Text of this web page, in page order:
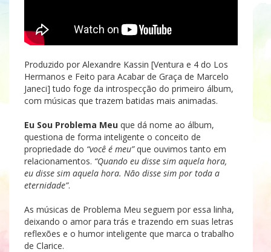
Produzido por Alexandre Kassin [Ventura e 4 do Los
Hermanos e Feito para Acabar de Graça de Marcelo
Janeci] tudo foge da introspecção do primeiro álbum,
com músicas que trazem batidas mais animadas.
Eu Sou Problema Meu que dá nome ao álbum,
questiona de forma inteligente o conceito de
propriedade do “você é meu”que ouvimos tanto em
relacionamentos. “Quando eu disse sim aquela hora,
eu disse sim aquela hora. Não disse sim por toda a
eternidade”.
As músicas de Problema Meu seguem por essa linha,
deixando o amor para trás e trazendo em suas letras
reflexões e o humor inteligente que marca o trabalho
de Clarice.